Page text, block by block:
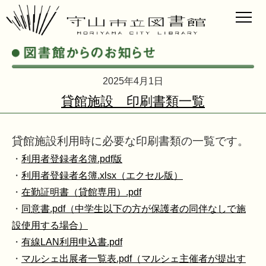
2025年4月1日
貸館施設 印刷書類一覧
貸館施設利用時に必要な印刷書類の一覧です。
・ 利用者登録者名簿.pdf版
・ 利用者登録者名簿.xlsx（エクセル版）
・ 在勤証明書（貸館専用）.pdf
・ 同意書.pdf（中学生以下の方が保護者の同伴なしで施
設使用する場合）
・ 有線LAN利用申込書.pdf
・ マルシェ出展者一覧表.pdf（マルシェ主催者が提出す